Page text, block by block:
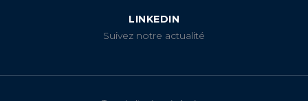
LINKEDIN
Suivez notre actualité